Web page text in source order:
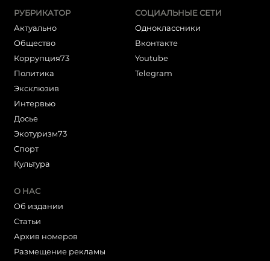
РУБРИКАТОР
Актуально
Общество
Коррупция73
Политика
Эксклюзив
Интервью
Досье
Экотуризм73
Cпорт
Культура
СОЦИАЛЬНЫЕ СЕТИ
Одноклассники
Вконтакте
Youtube
Telegram
О НАС
Об издании
Статьи
Архив номеров
Размещение рекламы